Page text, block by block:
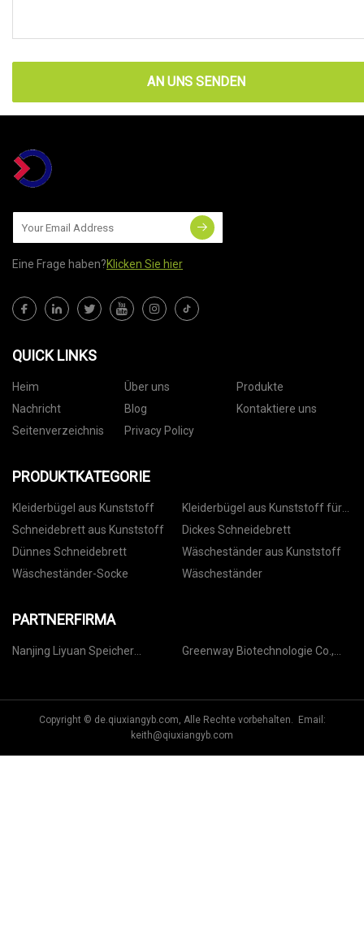
AN UNS SENDEN
Eine Frage haben?Klicken Sie hier
QUICK LINKS
Heim Über uns
Produkte
Nachricht
Blog
Kontaktiere uns
Seitenverzeichnis
Privacy Policy
PRODUKTKATEGORIE
Kleiderbügel aus Kunststoff
Kleiderbügel aus Kunststoff für
Hosen
Schneidebrett aus Kunststoff
Dickes Schneidebrett
Dünnes Schneidebrett
Wäscheständer aus Kunststoff
Wäscheständer-Socke
Wäscheständer
PARTNERFIRMA
Nanjing Liyuan Speicher
Greenway Biotechnologie Co.,
Copyright © de.qiuxiangyb.com, Alle Rechte vorbehalten. Email:
keith@qiuxiangyb.com